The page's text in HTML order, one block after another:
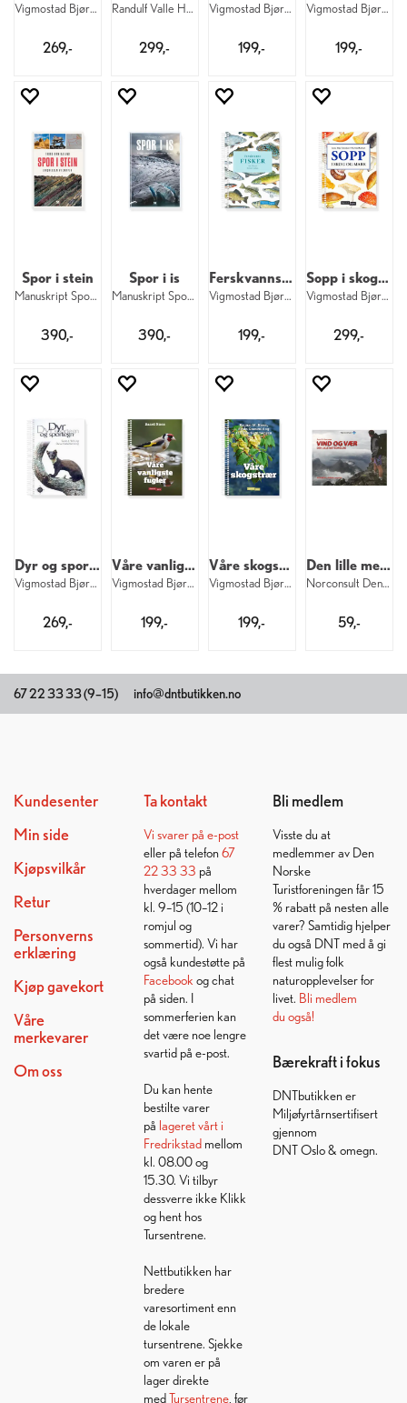
Vigmostad Bjørke Stein
269,-
Randulf Valle Hvorfor er det så kaldt
299,-
Vigmostad Bjørke Saltvannsfisker
199,-
Vigmostad Bjørke På fuglebrettet
199,-
Spor i stein
Manuskript Spor i stein
390,-
Spor i is
Manuskript Spor i is
390,-
Ferskvannsfisker
Vigmostad Bjørke Ferskvannsfisker
199,-
Sopp i skog og mark
Vigmostad Bjørke Sopp i skog og mark
299,-
Dyr og sportegn
Vigmostad Bjørke Dyr og sportegn
269,-
Våre vanligste fugler
Vigmostad Bjørke Våre vanligste fugler
199,-
Våre skogstrær
Vigmostad Bjørke Våre skogstrær
199,-
Den lille meteorolog / fjellvandrer
Norconsult Den lille meteorolog
59,-
67 22 33 33 (9–15) info@dntbutikken.no
Kundesenter
Min side
Kjøpsvilkår
Retur
Personverns
erklæring
Kjøp gavekort
Våre
merkevarer
Om oss
Ta kontakt
Vi svarer på e-post
eller på telefon 67
22 33 33 på
hverdager mellom
kl. 9–15 (10–12 i
romjul og
sommertid). Vi har
også kundestøtte på
Facebook og chat
på siden. I
sommerferien kan
det være noe lengre
svartid på e-post.
Du kan hente
bestilte varer
på lageret vårt i
Fredrikstadmellom
kl. 08.00 og
15.30. Vi tilbyr
dessverre ikke Klikk
og hent hos
Tursentrene.
Nettbutikken har
bredere
varesortiment enn
de lokale
tursentrene. Sjekke
om varen er på
lager direkte
medTursentrene, før
Bli medlem
Visste du at
medlemmer av Den
Norske
Turistforeningen får 15
% rabatt på nesten alle
varer? Samtidig hjelper
du også DNT med å gi
flest mulig folk
naturopplevelser for
livet. Bli medlem
du også!
Bærekraft i fokus
DNTbutikken er
Miljøfyrtårnsertifisert
gjennom
DNT Oslo & omegn.